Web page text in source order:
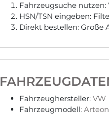
Fahrzeugsuche
HSN/TSN eingeben:
Direkt bestellen: Große
Fahrzeughersteller: VW
Fahrzeugmodell: Arteon